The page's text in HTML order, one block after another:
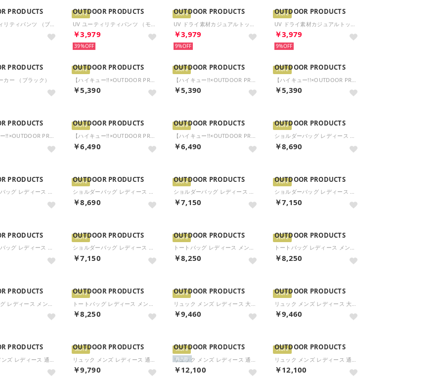
PRODUCTS Store
OUTDOOR PRODUCTS
￥3,979
39%
Store
OUTDOOR PRODUCTS
￥3,979
9%
Store
OUTDOOR PRODUCTS
￥3,979
9%
PRODUCTS
カー （ブラック）
Store
OUTDOOR PRODUCTS
￥5,390
Store
OUTDOOR PRODUCTS
￥5,390
Store
OUTDOOR PRODUCTS
￥5,390
PRODUCTS Store
OUTDOOR PRODUCTS
￥6,490
Store
OUTDOOR PRODUCTS
￥6,490
Store
OUTDOOR PRODUCTS
￥8,690
PRODUCTS
ショルダーバッグ レディース メンズ 大きめ 斜めがけバッグ ブランド 斜めがけ 軽量 可愛い バッグ 2WAY A4 PEANUTSコレクション スヌーピー 2Wayショルダー ODB032 （ライトグレー）
Store
OUTDOOR PRODUCTS
ショルダーバッグ レディース メンズ 大きめ 斜めがけバッグ ブランド 斜めがけ 軽量 可愛い バッグ 2WAY A4 PEANUTSコレクション スヌーピー 2Wayショルダー ODB032 （クロ）
￥8,690
Store
OUTDOOR PRODUCTS
ショルダーバッグ レディース メンズ 斜めがけバッグ ブランド 斜めがけ 軽量 可愛い 小さい ミニ コンパクト PEANUTSコレクション スヌーピー ミニショルダー ODB033 （コン）
￥7,150
Store
OUTDOOR PRODUCTS
ショルダーバッグ レディース メンズ 斜めがけバッグ ブランド 斜めがけ 軽量 可愛い 小さい ミニ コンパクト PEANUTSコレクション スヌーピー ミニショルダー ODB033 （ライトグレー）
￥7,150
PRODUCTS
ショルダーバッグ レディース メンズ 斜めがけバッグ ブランド 斜めがけ 軽量 可愛い 小さい ミニ コンパクト PEANUTSコレクション スヌーピー ミニショルダー ODB033 （オーク）
Store
OUTDOOR PRODUCTS
ショルダーバッグ レディース メンズ 斜めがけバッグ ブランド 斜めがけ 軽量 可愛い 小さい ミニ コンパクト PEANUTSコレクション スヌーピー ミニショルダー ODB033 （クロ）
￥7,150
Store
OUTDOOR PRODUCTS
トートバッグ レディース メンズ 小さめ ミニ 軽量 ブランド ミニサイズ コンパクト バッグ 斜めがけ 2WAY A5 PEANUTSコレクション スヌーピー 2Wayトートバッグ ODB036 （コン）
￥8,250
Store
OUTDOOR PRODUCTS
トートバッグ レディース メンズ 小さめ ミニ 軽量 ブランド ミニサイズ コンパクト バッグ 斜めがけ 2WAY A5 PEANUTSコレクション スヌーピー 2Wayトートバッグ ODB036 （オーク）
￥8,250
PRODUCTS Store
OUTDOOR PRODUCTS
￥8,250
Store
OUTDOOR PRODUCTS
￥9,460
Store
OUTDOOR PRODUCTS
￥9,460
PRODUCTS Store
OUTDOOR PRODUCTS
￥9,790
Store
OUTDOOR PRODUCTS
￥12,100
再入荷
Store
OUTDOOR PRODUCTS
￥12,100